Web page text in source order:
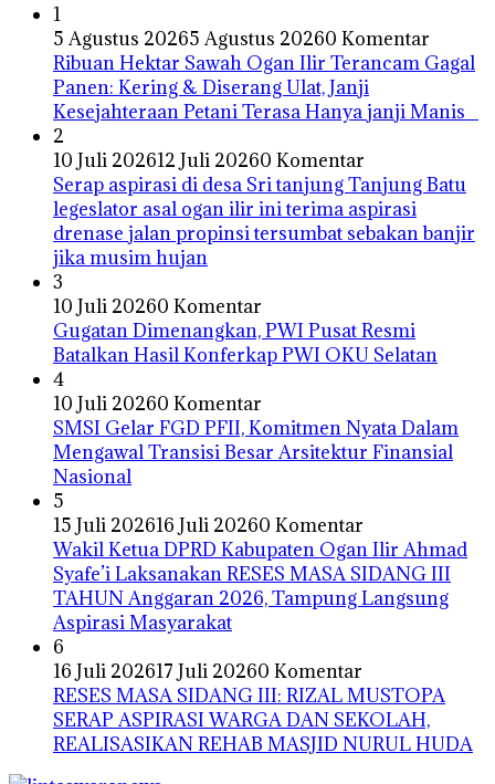
1
5 Agustus 20265 Agustus 20260 Komentar
Ribuan Hektar Sawah Ogan Ilir Terancam Gagal
Panen: Kering & Diserang Ulat, Janji
Kesejahteraan Petani Terasa Hanya janji Manis
2
10 Juli 202612 Juli 20260 Komentar
Serap aspirasi di desa Sri tanjung Tanjung Batu
legeslator asal ogan ilir ini terima aspirasi
drenase jalan propinsi tersumbat sebakan banjir
jika musim hujan
3
10 Juli 20260 Komentar
Gugatan Dimenangkan, PWI Pusat Resmi
Batalkan Hasil Konferkap PWI OKU Selatan
4
10 Juli 20260 Komentar
SMSI Gelar FGD PFII, Komitmen Nyata Dalam
Mengawal Transisi Besar Arsitektur Finansial
Nasional
5
15 Juli 202616 Juli 20260 Komentar
Wakil Ketua DPRD Kabupaten Ogan Ilir Ahmad
Syafe’i Laksanakan RESES MASA SIDANG III
TAHUN Anggaran 2026, Tampung Langsung
Aspirasi Masyarakat
6
16 Juli 202617 Juli 20260 Komentar
RESES MASA SIDANG III: RIZAL MUSTOPA
SERAP ASPIRASI WARGA DAN SEKOLAH,
REALISASIKAN REHAB MASJID NURUL HUDA